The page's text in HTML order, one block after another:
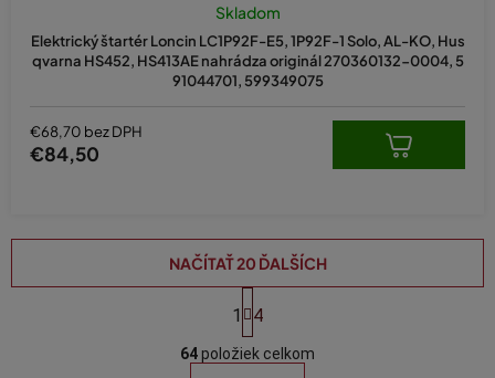
Elektrický štartér Loncin LC1P92F-E5, 1P92F-1 Solo, AL-KO, Hus
qvarna HS452, HS413AE nahrádza originál 270360132-0004, 5
91044701, 599349075
Skladom
€68,70 bez DPH
€84,50
O
v
NAČÍTAŤ 20 ĎALŠÍCH
S
t
r
á
1 4
64položiek celkom